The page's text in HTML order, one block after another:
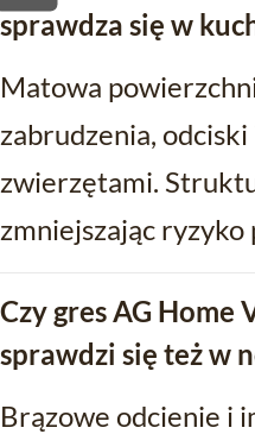
sprawdza się w
Matowa
zabrudzenia,
zwierzętami.
zmniejszając ryzyko
Czy gres AG
sprawdzi się też w
Brązowe odcienie i